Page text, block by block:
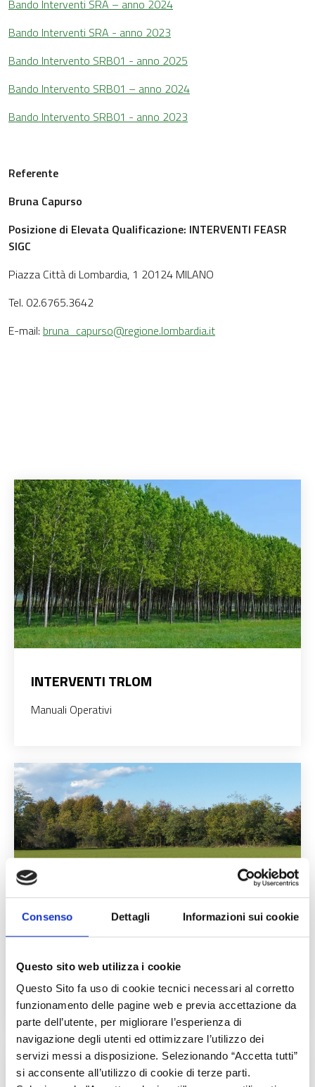
Consenso Dettagli Informazioni sui cookie
Questo sito web utilizza i cookie
Questo Sito fa uso di cookie tecnici necessari al corretto
funzionamento delle pagine web e previa accettazione da
parte dell’utente, per migliorare l’esperienza di
navigazione degli utenti ed ottimizzare l’utilizzo dei
servizi messi a disposizione. Selezionando “Accetta tutti”
si acconsente all’utilizzo di cookie di terze parti.
Bando Interventi SRA – anno 2024
Bando Interventi SRA - anno 2023
Bando Intervento SRB01 - anno 2025
Bando Intervento SRB01 – anno 2024
Bando Intervento SRB01 - anno 2023
Referente
Bruna Capurso
Posizione di Elevata Qualificazione: INTERVENTI FEASR
SIGC
Piazza Città di Lombardia, 1 20124 MILANO
Tel. 02.6765.3642
E-mail: bruna_capurso@regione.lombardia.it
INTERVENTI TRLOM
Manuali Operativi
INTERVENTI SRA
Manuali Operativi